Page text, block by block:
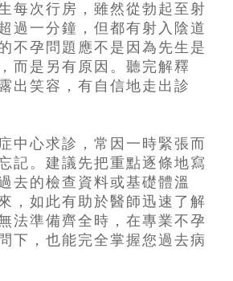
每次行房，雖然從勃起至射
過一分鐘，但都有射入陰道
不孕問題應不是因為先生是
而是另有原因。聽完解釋
出笑容，有自信地走出診
中心求診，常因一時緊張而
記。建議先把重點逐條地寫
去的檢查資料或基礎體溫
，如此有助於醫師迅速了解
法準備齊全時，在專業不孕
下，也能完全掌握您過去病